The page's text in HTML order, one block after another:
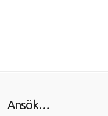
Ansök…